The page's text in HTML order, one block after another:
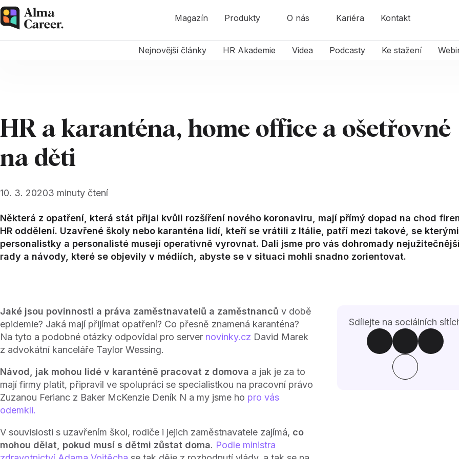
Magazín Produkty O nás Kariéra Kontakt
Nejnovější články HR Akademie Videa Podcasty Ke stažení
HR a karanténa, home office a ošetřovné
na děti
10. 3. 20203 minuty čtení
Některá z opatření, která stát přijal kvůli rozšíření nového koronaviru, mají přímý dopad na chod
HR oddělení. Uzavřené školy nebo karanténa lidí, kteří se vrátili z Itálie, patří mezi takové, se
personalistky a personalisté musejí operativně vyrovnat. Dali jsme pro vás dohromady
rady a návody, které se objevily v médiích, abyste se v situaci mohli snadno zorientovat.
Jaké jsou povinnosti a práva zaměstnavatelů a zaměstnanců v době
epidemie? Jaká mají přijímat opatření? Co přesně znamená karanténa?
Na tyto a podobné otázky odpovídal pro server novinky.cz David Marek
z advokátní kanceláře Taylor Wessing.
Návod, jak mohou lidé v karanténě pracovat z domova a jak je za to
mají firmy platit, připravil ve spolupráci se specialistkou na pracovní právo
Zuzanou Ferianc z Baker McKenzie Deník N a my jsme ho pro vás
odemkli.
V souvislosti s uzavřením škol, rodiče i jejich zaměstnavatele zajímá, co
mohou dělat, pokud musí s dětmi zůstat doma. Podle ministra
Sdílejte na sociálních